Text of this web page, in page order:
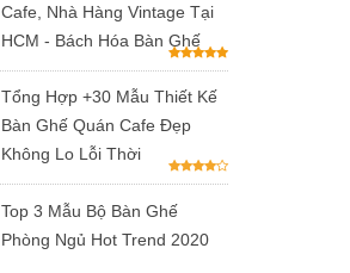
Cafe, Nhà Hàng Vintage Tại
HCM - Bách Hóa Bàn Ghế
Tổng Hợp +30 Mẫu Thiết Kế
Bàn Ghế Quán Cafe Đẹp
Không Lo Lỗi Thời
Top 3 Mẫu Bộ Bàn Ghế
Phòng Ngủ Hot Trend 2020